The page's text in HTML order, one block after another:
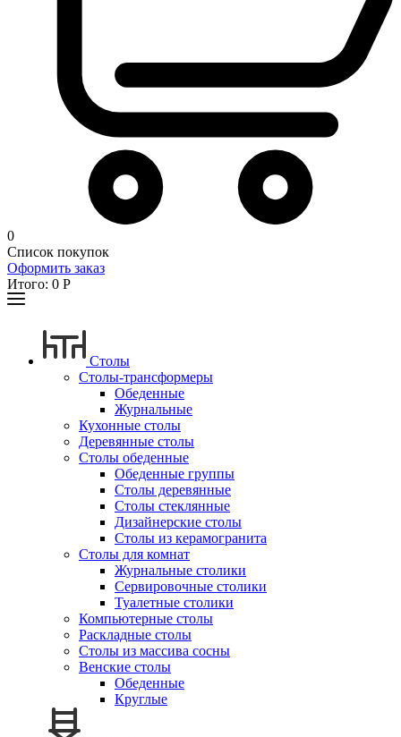
0
Список покупок
Оформить заказ
Итого: 0 Р
Столы
Столы-трансформеры
Обеденные
Журнальные
Кухонные столы
Деревянные столы
Столы обеденные
Обеденные группы
Столы деревянные
Столы стеклянные
Дизайнерские столы
Столы из керамогранита
Столы для комнат
Журнальные столики
Сервировочные столики
Туалетные столики
Компьютерные столы
Раскладные столы
Столы из массива сосны
Венские столы
Обеденные
Круглые